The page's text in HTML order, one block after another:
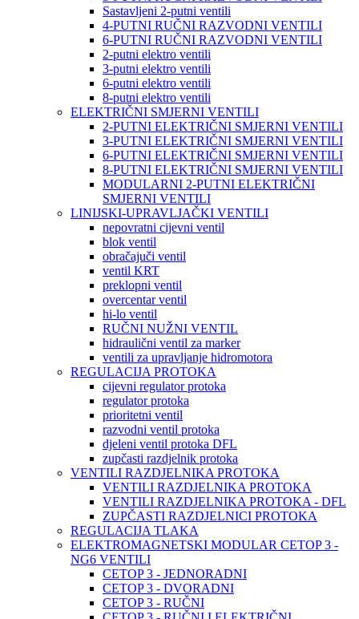
Sastavljeni 2-putni ventili
4-PUTNI RUČNI RAZVODNI VENTILI
6-PUTNI RUČNI RAZVODNI VENTILI
2-putni elektro ventili
3-putni elektro ventili
6-putni elektro ventili
8-putni elektro ventili
ELEKTRIČNI SMJERNI VENTILI
2-PUTNI ELEKTRIČNI SMJERNI VENTILI
3-PUTNI ELEKTRIČNI SMJERNI VENTILI
6-PUTNI ELEKTRIČNI SMJERNI VENTILI
8-PUTNI ELEKTRIČNI SMJERNI VENTILI
MODULARNI 2-PUTNI ELEKTRIČNI
SMJERNI VENTILI
LINIJSKI-UPRAVLJAČKI VENTILI
nepovratni cijevni ventil
blok ventil
obračajuči ventil
ventil KRT
preklopni ventil
overcentar ventil
hi-lo ventil
RUČNI NUŽNI VENTIL
hidraulični ventil za marker
ventili za upravljanje hidromotora
REGULACIJA PROTOKA
cijevni regulator protoka
regulator protoka
prioritetni ventil
razvodni ventil protoka
djeleni ventil protoka DFL
zupčasti razdjelnik protoka
VENTILI RAZDJELNIKA PROTOKA
VENTILI RAZDJELNIKA PROTOKA
VENTILI RAZDJELNIKA PROTOKA - DFL
ZUPČASTI RAZDJELNICI PROTOKA
REGULACIJA TLAKA
ELEKTROMAGNETSKI MODULAR CETOP 3 -
NG6 VENTILI
CETOP 3 - JEDNORADNI
CETOP 3 - DVORADNI
CETOP 3 - RUČNI